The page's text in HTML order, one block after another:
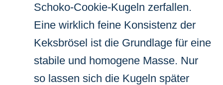
Schoko-Cookie-Kugeln zerfallen.
Eine wirklich feine Konsistenz der
Keksbrösel ist die Grundlage für eine
stabile und homogene Masse. Nur
so lassen sich die Kugeln später